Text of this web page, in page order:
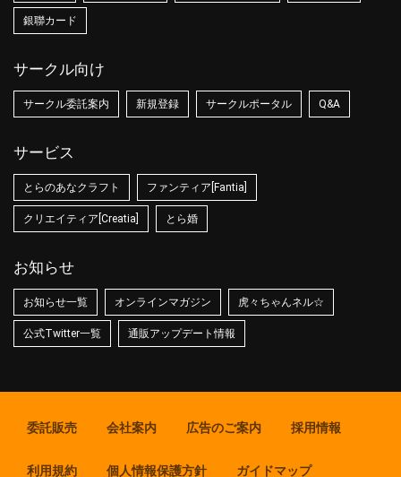
銀聯カード
サークル向け
サークル委託案内 新規登録 サークルポータル Q&A
サービス
とらのあなクラフト ファンティア[Fantia]
クリエイティア[Creatia] とら婚
お知らせ
お知らせ一覧 オンラインマガジン 虎々ちゃんネル☆
公式Twitter一覧 通販アップデート情報
委託販売 会社案内 広告のご案内 採用情報
利用規約 個人情報保護方針 ガイドマップ